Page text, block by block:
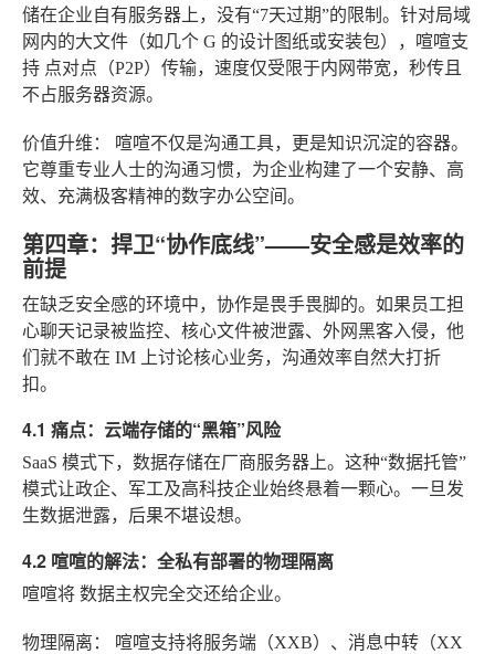
储在企业自有服务器上，没有“7天过期”的限制。针对局域
网内的大文件（如几个 G 的设计图纸或安装包），喧喧支
持 点对点（P2P）传输，速度仅受限于内网带宽，秒传且
不占服务器资源。
价值升维：
喧喧不仅是沟通工具，更是知识沉淀的容器。
它尊重专业人士的沟通习惯，为企业构建了一个安静、高
效、充满极客精神的数字办公空间。
第四章：捍卫“协作底线”——安全感是效率的
前提
在缺乏安全感的环境中，协作是畏手畏脚的。如果员工担
心聊天记录被监控、核心文件被泄露、外网黑客入侵，他
们就不敢在 IM 上讨论核心业务，沟通效率自然大打折
扣。
4.1 痛点：云端存储的“黑箱”风险
SaaS 模式下，数据存储在厂商服务器上。这种“数据托管”
模式让政企、军工及高科技企业始终悬着一颗心。一旦发
生数据泄露，后果不堪设想。
4.2 喧喧的解法：全私有部署的物理隔离
喧喧将 数据主权完全交还给企业。
物理隔离：
喧喧支持将服务端（XXB）、消息中转（XX